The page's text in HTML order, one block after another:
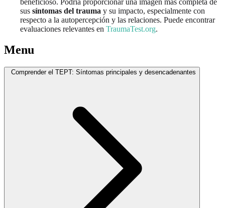
sus síntomas del trauma y su impacto, especialmente con
respecto a la autopercepción y las relaciones. Puede encontrar
evaluaciones relevantes en TraumaTest.org.
Menu
Comprender el TEPT: Síntomas principales y desencadenantes